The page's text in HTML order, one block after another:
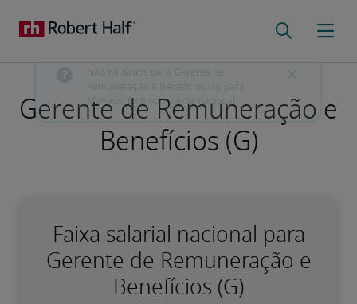
Gerente de Remuneração e
Benefícios (G)
Faixa salarial nacional para
Gerente de Remuneração e
Benefícios (G)